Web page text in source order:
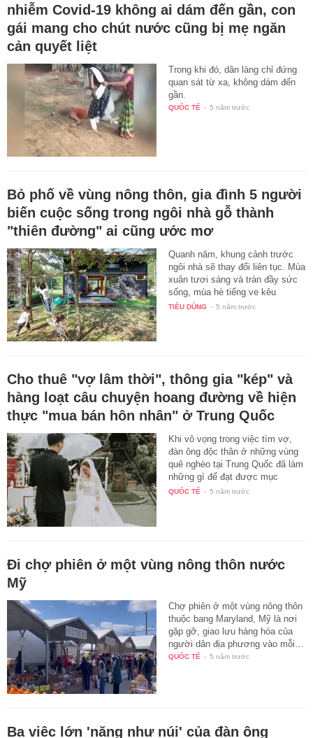
nhiễm Covid-19 không ai dám đến gần, con
gái mang cho chút nước cũng bị mẹ ngăn
cản quyết liệt
Trong khi đó, dân làng chỉ đứng
quan sát từ xa, không dám đến
gần.
QUỐC TẾ - 5 năm trước
Bỏ phố về vùng nông thôn, gia đình 5 người
biến cuộc sống trong ngôi nhà gỗ thành
"thiên đường" ai cũng ước mơ
Quanh năm, khung cảnh trước
ngôi nhà sẽ thay đổi liên tục. Mùa
xuân tươi sáng và tràn đầy sức
sống, mùa hè tiếng ve kêu
không…
TIÊU DÙNG - 5 năm trước
Cho thuê "vợ lâm thời", thông gia "kép" và
hàng loạt câu chuyện hoang đường về hiện
thực "mua bán hôn nhân" ở Trung Quốc
Khi vô vọng trong việc tìm vợ,
đàn ông độc thân ở những vùng
quê nghèo tại Trung Quốc đã làm
những gì để đạt được mục
đích…
QUỐC TẾ - 5 năm trước
Đi chợ phiên ở một vùng nông thôn nước
Mỹ
Chợ phiên ở một vùng nông thôn
thuộc bang Maryland, Mỹ là nơi
gặp gỡ, giao lưu hàng hóa của
người dân địa phương vào mỗi…
QUỐC TẾ - 5 năm trước
Ba việc lớn 'nặng như núi' của đàn ông